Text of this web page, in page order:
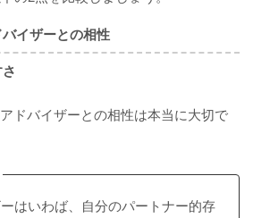
イザーとの相性
ドバイザーとの相性は本当に大切で
はいわば、自分のパートナー的存